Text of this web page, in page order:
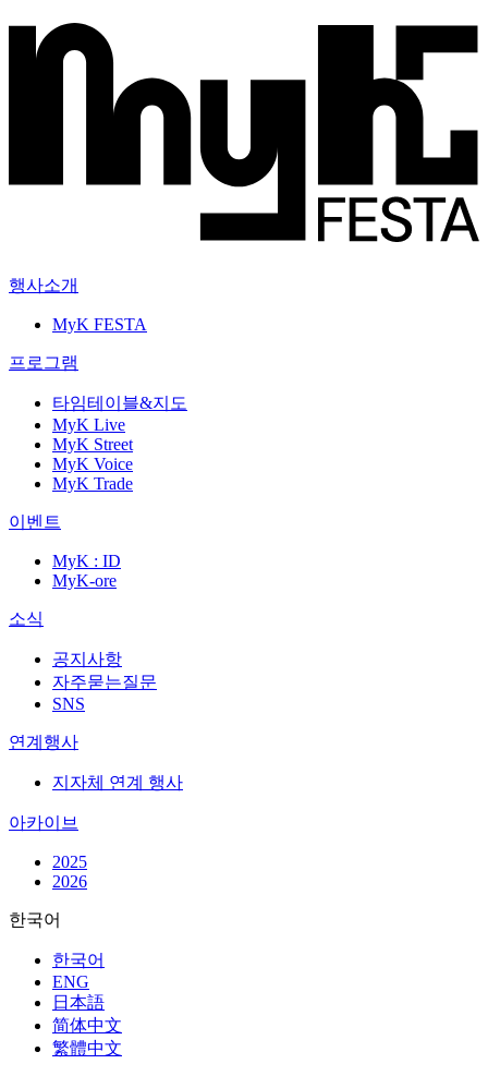
행사소개
MyK FESTA
프로그램
타임테이블&지도
MyK Live
MyK Street
MyK Voice
MyK Trade
이벤트
MyK : ID
MyK-ore
소식
공지사항
자주묻는질문
SNS
연계행사
지자체 연계 행사
아카이브
2025
2026
한국어
한국어
ENG
日本語
简体中文
繁體中文